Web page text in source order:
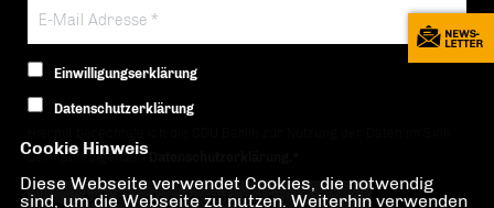
Einwilligungserklärung
Datenschutzerklärung
der nachfolgenden
Anti-Roboter-Verifizierung
Cookie Hinweis
Diese Webseite verwendet Cookies, die notwendig
sind, um die Webseite zu nutzen. Weiterhin verwenden